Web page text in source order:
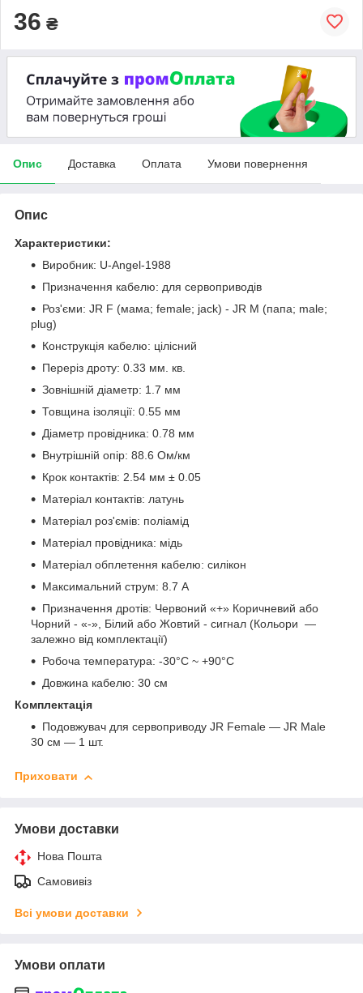
36 ₴
Опис Доставка Оплата Умови повернення
Опис
Характеристики:
Виробник: U-Angel-1988
Призначення кабелю: для сервоприводів
Роз'єми: JR F (мама; female; jack) - JR M (папа; male;
plug)
Конструкція кабелю: цілісний
Переріз дроту: 0.33 мм. кв.
Зовнішній діаметр: 1.7 мм
Товщина ізоляції: 0.55 мм
Діаметр провідника: 0.78 мм
Внутрішній опір: 88.6 Ом/км
Крок контактів: 2.54 мм ± 0.05
Матеріал контактів: латунь
Матеріал роз'ємів: поліамід
Матеріал провідника: мідь
Матеріал обплетення кабелю: силікон
Максимальний струм: 8.7 А
Призначення дротів: Червоний «+» Коричневий або
Чорний - «-», Білий або Жовтий - сигнал (Кольори —
залежно від комплектації)
Робоча температура: -30°C ~ +90°C
Довжина кабелю: 30 см
Комплектація
Подовжувач для сервоприводу JR Female — JR Male
30 см — 1 шт.
Приховати
Умови доставки
Нова Пошта
Самовивіз
Всі умови доставки
Умови оплати